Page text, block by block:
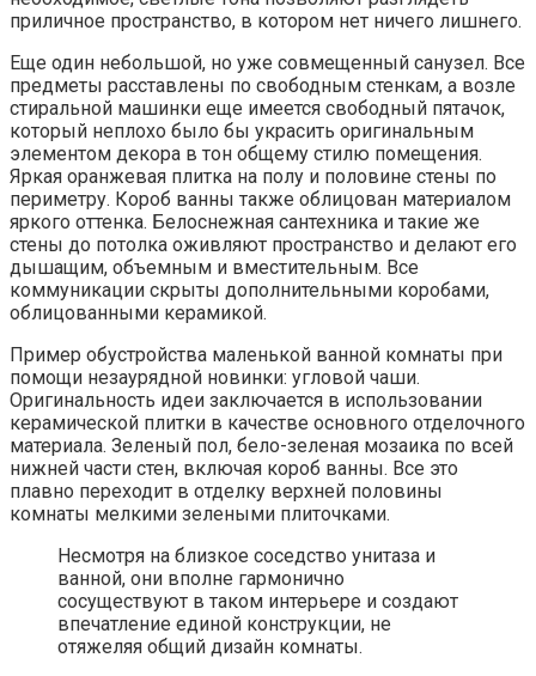
приличное пространство, в котором нет ничего лишнего.
Еще один небольшой, но уже совмещенный санузел. Все
предметы расставлены по свободным стенкам, а возле
стиральной машинки еще имеется свободный пятачок,
который неплохо было бы украсить оригинальным
элементом декора в тон общему стилю помещения.
Яркая оранжевая плитка на полу и половине стены по
периметру. Короб ванны также облицован материалом
яркого оттенка. Белоснежная сантехника и такие же
стены до потолка оживляют пространство и делают его
дышащим, объемным и вместительным. Все
коммуникации скрыты дополнительными коробами,
облицованными керамикой.
Пример обустройства маленькой ванной комнаты при
помощи незаурядной новинки: угловой чаши.
Оригинальность идеи заключается в использовании
керамической плитки в качестве основного отделочного
материала. Зеленый пол, бело-зеленая мозаика по всей
нижней части стен, включая короб ванны. Все это
плавно переходит в отделку верхней половины
комнаты мелкими зелеными плиточками.
Несмотря на близкое соседство унитаза и
ванной, они вполне гармонично
сосуществуют в таком интерьере и создают
впечатление единой конструкции, не
отяжеляя общий дизайн комнаты.